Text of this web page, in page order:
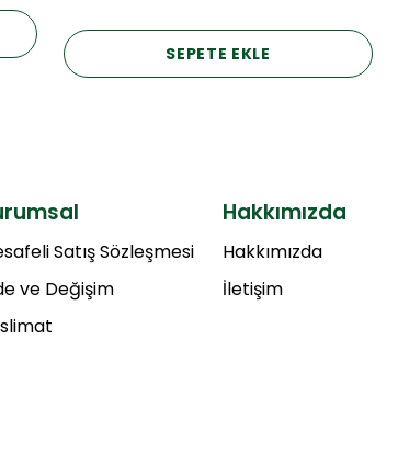
SEPETE EKLE
Satış Sözleşmesi
ve Değişim
Hakkımızda
Hakkımızda
İletişim